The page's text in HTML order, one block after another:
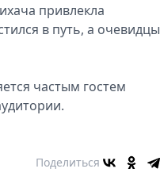
привлекла
в путь, а очевидцы
частым гостем
Поделиться